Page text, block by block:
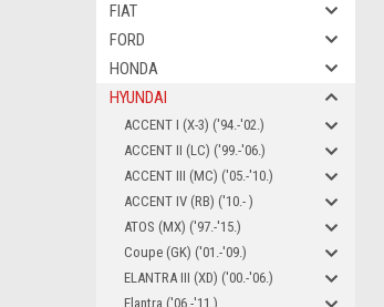
FIAT
FORD
HONDA
HYUNDAI
ACCENT I (X-3) ('94.-'02.)
ACCENT II (LC) ('99.-'06.)
ACCENT III (MC) ('05.-'10.)
ACCENT IV (RB) ('10.- )
ATOS (MX) ('97.-'15.)
Coupe (GK) ('01.-'09.)
ELANTRA III (XD) ('00.-'06.)
Elantra ('06.-'11.)